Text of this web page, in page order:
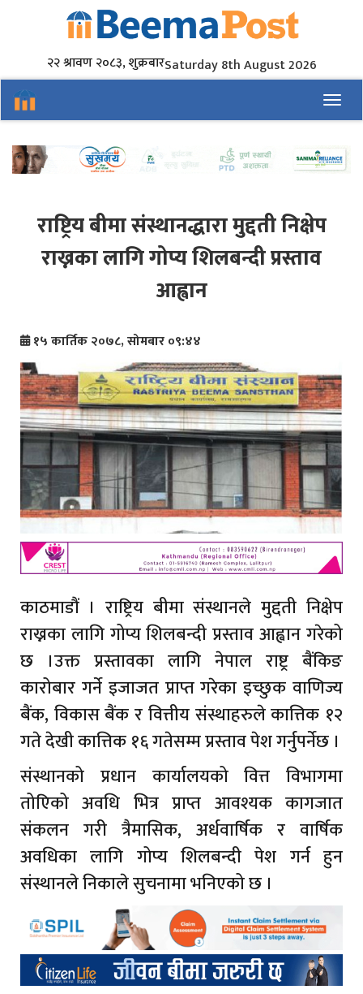
२२ श्रावण २०८३, शुक्रबारSaturday 8th August 2026
राष्ट्रिय बीमा संस्थानद्धारा मुद्दती निक्षेप
राख्नका लागि गोप्य शिलबन्दी प्रस्ताव
आह्वान
१५ कार्तिक २०७८, सोमबार ०९:४४
काठमाडौं । राष्ट्रिय बीमा संस्थानले मुद्दती निक्षेप
राख्नका लागि गोप्य शिलबन्दी प्रस्ताव आह्वान गरेको
छ ।उक्त प्रस्तावका लागि नेपाल राष्ट्र बैंकिङ
कारोबार गर्ने इजाजत प्राप्त गरेका इच्छुक वाणिज्य
बैंक, विकास बैंक र वित्तीय संस्थाहरुले कात्तिक १२
गते देखी कात्तिक १६ गतेसम्म प्रस्ताव पेश गर्नुपर्नेछ ।
संस्थानको प्रधान कार्यालयको वित्त विभागमा
तोएिको अवधि भित्र प्राप्त आवश्यक कागजात
संकलन गरी त्रैमासिक, अर्धवार्षिक र वार्षिक
अवधिका लागि गोप्य शिलबन्दी पेश गर्न हुन
संस्थानले निकाले सुचनामा भनिएको छ ।